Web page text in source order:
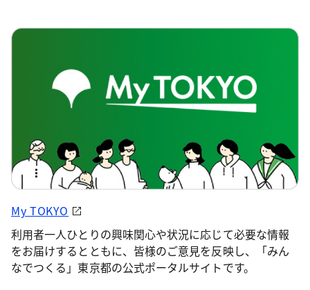
My TOKYO
利用者一人ひとりの興味関心や状況に応じて必要な情報
をお届けするとともに、皆様のご意見を反映し、「みん
なでつくる」東京都の公式ポータルサイトです。